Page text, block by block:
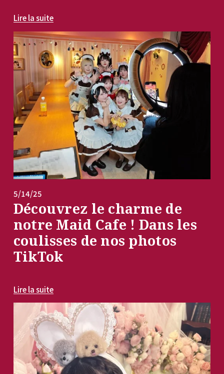
Lire la suite
5/14/25
Découvrez le charme de
notre Maid Cafe ! Dans les
coulisses de nos photos
TikTok
Lire la suite